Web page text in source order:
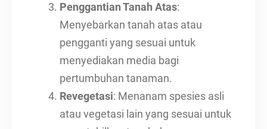
Penggantian Tanah Atas:
Menyebarkan tanah atas atau
pengganti yang sesuai untuk
menyediakan media bagi
pertumbuhan tanaman.
Revegetasi: Menanam spesies asli
atau vegetasi lain yang sesuai untuk